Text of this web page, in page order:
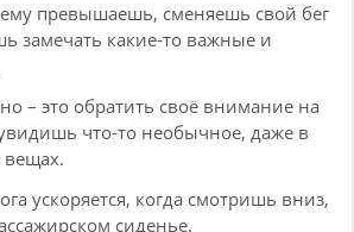
превышаешь, сменяешь свой бег
замечать какие-то важные и
– это обратить своё внимание на
что-то необычное, даже в
ускоряется, когда смотришь вниз,
сиденье.